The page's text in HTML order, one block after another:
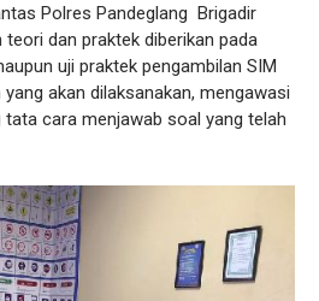
Polres Pandeglang Brigadir
teori dan praktek diberikan pada
uji praktek pengambilan SIM
akan dilaksanakan, mengawasi
cara menjawab soal yang telah